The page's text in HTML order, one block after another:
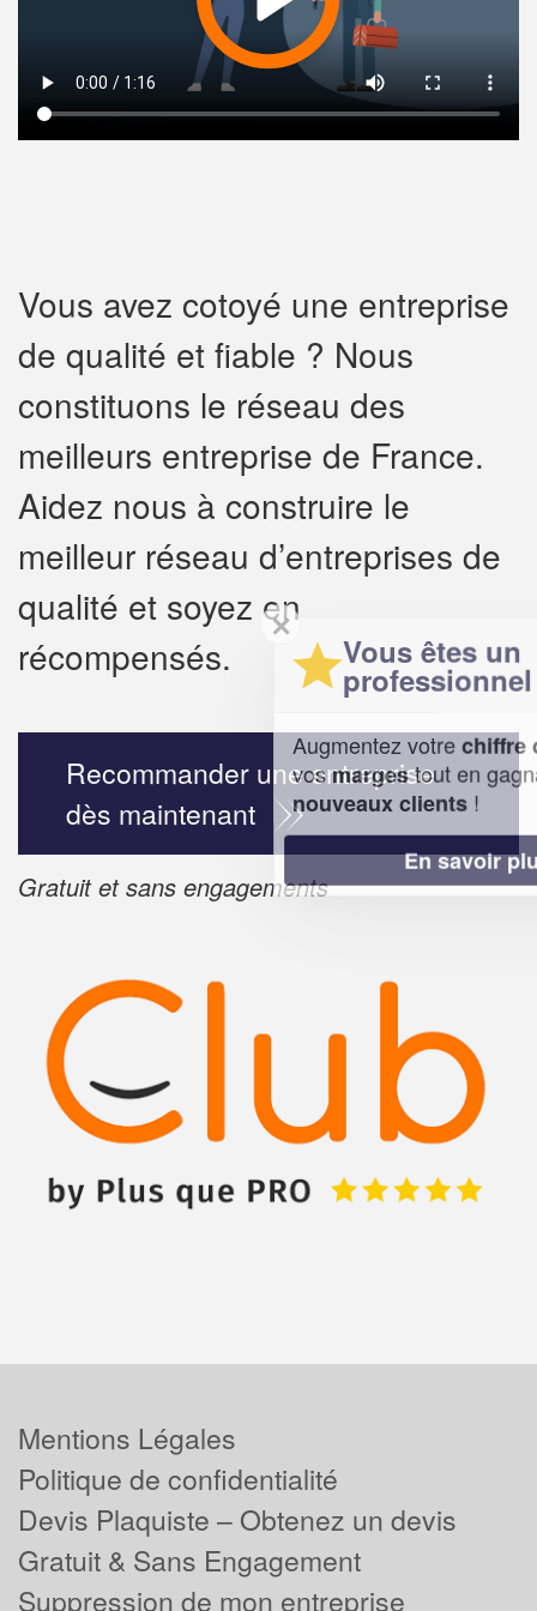
Vous avez cotoyé une entreprise
de qualité et fiable ? Nous
constituons le réseau des
meilleurs entreprise de France.
Aidez nous à construire le
meilleur réseau d’entreprises de
qualité et soyez en
récompensés.
Recommander une entreprise
dès maintenant
Gratuit et sans engagements
✕
Vous êtes un
professionnel ?
Augmentez votrechiffre d'affaireset
vosmargestout en gagnant de
nouveaux clients!
En savoir plus
Mentions Légales
Politique de confidentialité
Devis Plaquiste – Obtenez un devis
Gratuit & Sans Engagement
Suppression de mon entreprise